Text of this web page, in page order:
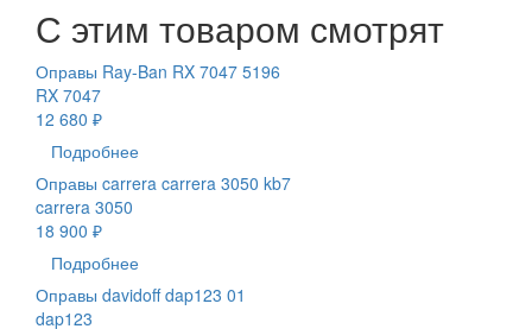
С этим товаром смотрят
Оправы Ray-Ban RX 7047 5196
RX 7047
12 680 ₽
Подробнее
Оправы carrera carrera 3050 kb7
carrera 3050
18 900 ₽
Подробнее
Оправы davidoff dap123 01
dap123